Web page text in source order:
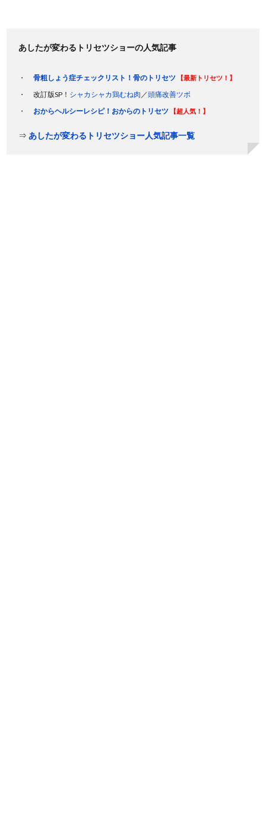
あしたが変わるトリセツショーの人気記事
骨粗しょう症チェックリスト！骨のトリセツ 【最新トリセツ！】
改訂版SP！ シャカシャカ鶏むね肉 ／頭痛改善ツボ
おからヘルシーレシピ！おからのトリセツ
【超人気！】
⇒ あしたが変わるトリセツショー人気記事一覧